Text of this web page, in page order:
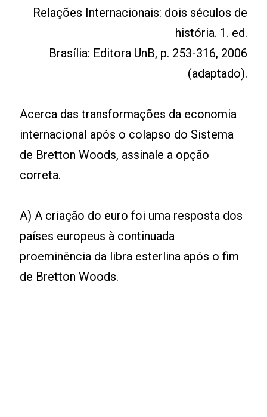
Relações Internacionais: dois séculos de
história. 1. ed.
Brasília: Editora UnB, p. 253-316, 2006
(adaptado).
Acerca das transformações da economia
internacional após o colapso do Sistema
de Bretton Woods, assinale a opção
correta.
A) A criação do euro foi uma resposta dos
países europeus à continuada
proeminência da libra esterlina após o fim
de Bretton Woods.